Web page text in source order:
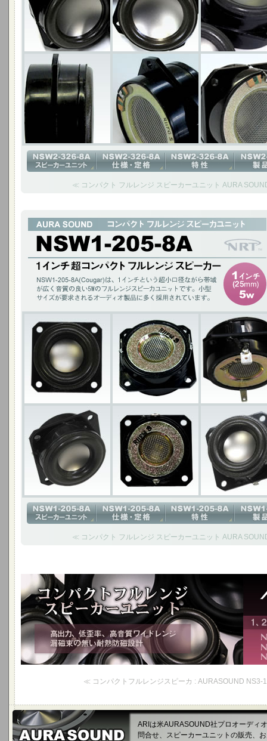
≪ コンパクト フルレンジ スピーカーユニット AURA
1インチ超コンパクト フルレンジ スピーカー
NSW1-205-8A(Cougar)は、1インチという超小口径ながら帯域が広く音質
ットです。 小型サイズが要求されるオーディオ製品に多く採用されていま
1インチ(25mm)5W / チタニウムコーン
≪ コンパクト フルレンジ スピーカーユニット AURA
コンパクトフルレンジスピーカーユニット
高出力、低歪率、高音質ワイドレンジ、漏磁束の無い耐熱防磁設計
1,2,3インチコンパクトフルレンジ
≪ コンパクトフルレンジスピーカ : AURASOUND NS3-
ARIは米AURASOUND社プロオーディ
問合せ、スピーカーユニットの販売、